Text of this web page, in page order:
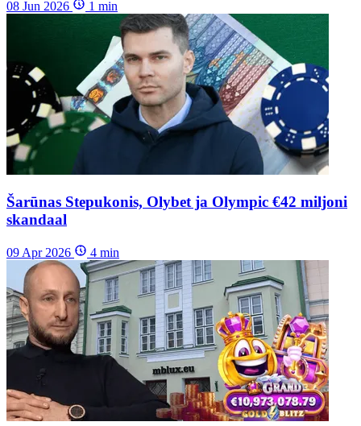
08 Jun 2026 1 min
Šarūnas Stepukonis, Olybet ja Olympic €42 miljoni
skandaal
09 Apr 2026 4 min